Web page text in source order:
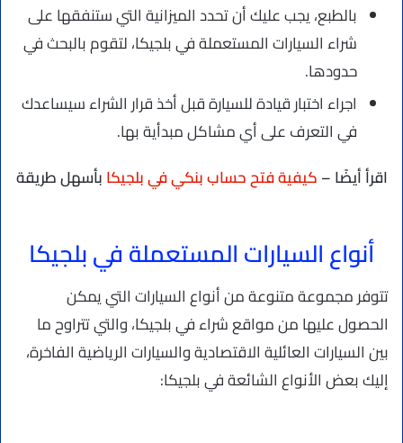
بالطبع، يجب عليك أن تحدد الميزانية التي ستنفقها على
شراء السيارات المستعملة في بلجيكا، لتقوم بالبحث في
حدودها.
اجراء اختبار قيادة للسيارة قبل أخذ قرار الشراء سيساعدك
في التعرف على أي مشاكل مبدأية بها.
اقرأ أيضًا –كيفية فتح حساب بنكي في بلجيكابأسهل طريقة
أنواع السيارات المستعملة في بلجيكا
تتوفر مجموعة متنوعة من أنواع السيارات التي يمكن
الحصول عليها من مواقع شراء في بلجيكا، والتي تتراوح ما
بين السيارات العائلية الاقتصادية والسيارات الرياضية الفاخرة،
إليك بعض الأنواع الشائعة في بلجيكا: